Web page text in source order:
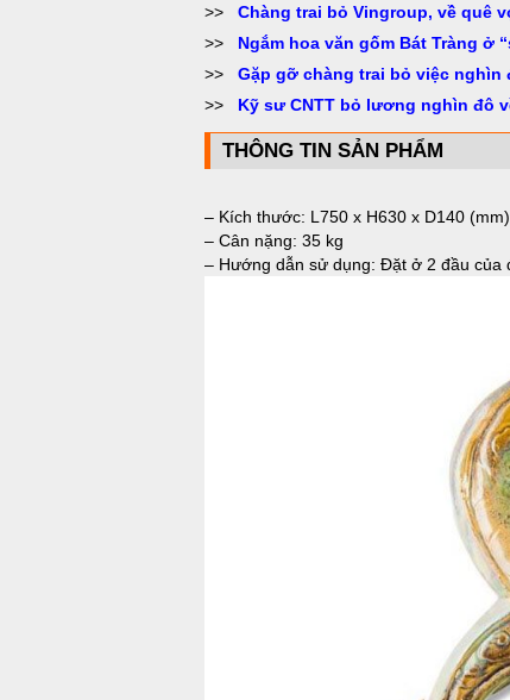
>> Chàng trai bỏ Vingroup, về quê
>> Ngắm hoa văn gốm Bát Tràng ở
>> Gặp gỡ chàng trai bỏ việc nghìn
>> Kỹ sư CNTT bỏ lương nghìn đô
THÔNG TIN SẢN PHẨM
– Kích thước: L750 x H630 x D140 (mm)
– Cân nặng: 35 kg
– Hướng dẫn sử dụng: Đặt ở 2 đầu của